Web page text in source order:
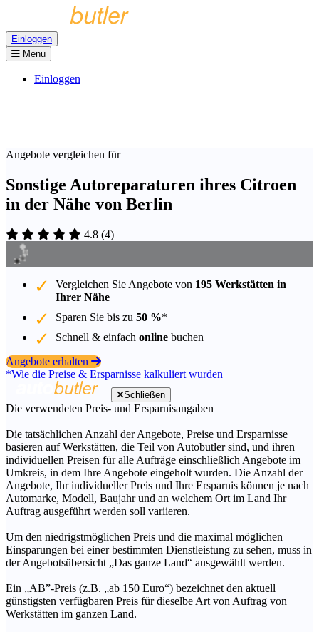
Einloggen
Menu
Einloggen
Angebote vergleichen für
Sonstige Autoreparaturen ihres Citroen
in der Nähe von Berlin
4.8 (4)
Vergleichen Sie Angebote von 195 Werkstätten in
Ihrer Nähe
Sparen Sie bis zu 50 %*
Schnell & einfach online buchen
Angebote erhalten
*Wie die Preise & Ersparnisse kalkuliert wurden
Schließen
Die verwendeten Preis- und Ersparnisangaben
Die tatsächlichen Anzahl der Angebote, Preise und Ersparnisse
basieren auf Werkstätten, die Teil von Autobutler sind, und ihren
individuellen Preisen für alle Aufträge einschließlich Angebote im
Umkreis, in dem Ihre Angebote eingeholt wurden. Die Anzahl der
Angebote, Ihr individueller Preis und Ihre Ersparnis können je nach
Automarke, Modell, Baujahr und an welchem Ort im Land Ihr
Auftrag ausgeführt werden soll variieren.
Um den niedrigstmöglichen Preis und die maximal möglichen
Einsparungen bei einer bestimmten Dienstleistung zu sehen, muss in
der Angebotsübersicht „Das ganze Land“ ausgewählt werden.
Ein „AB”-Preis (z.B. „ab 150 Euro“) bezeichnet den aktuell
günstigsten verfügbaren Preis für dieselbe Art von Auftrag von
Werkstätten im ganzen Land.